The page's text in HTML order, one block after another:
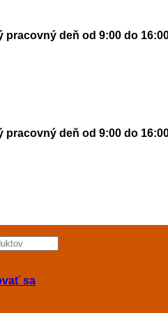
pracovný deň od 9:00 do
pracovný deň od 9:00 do
sa